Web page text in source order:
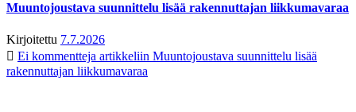
Muuntojoustava suunnittelu lisää rakennuttajan liikkumavaraa
Kirjoitettu 7.7.2026
Ei kommentteja artikkeliin Muuntojoustava suunnittelu lisää
rakennuttajan liikkumavaraa